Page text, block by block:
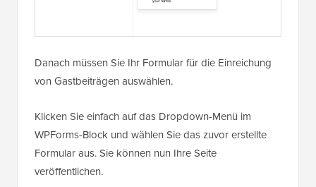
Danach müssen Sie Ihr Formular für die Einreichung
von Gastbeiträgen auswählen.
Klicken Sie einfach auf das Dropdown-Menü im
WPForms-Block und wählen Sie das zuvor erstellte
Formular aus. Sie können nun Ihre Seite
veröffentlichen.